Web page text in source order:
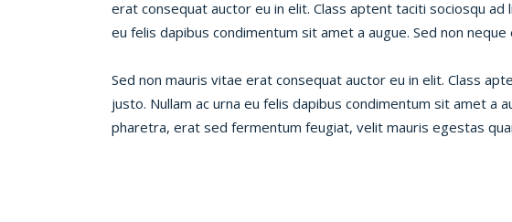
erat consequat auctor eu in elit. Class aptent taciti sociosqu
eu felis dapibus condimentum sit amet a augue. Sed non neque
Sed non mauris vitae erat consequat auctor eu in elit. Class
justo. Nullam ac urna eu felis dapibus condimentum sit amet a
pharetra, erat sed fermentum feugiat, velit mauris egestas